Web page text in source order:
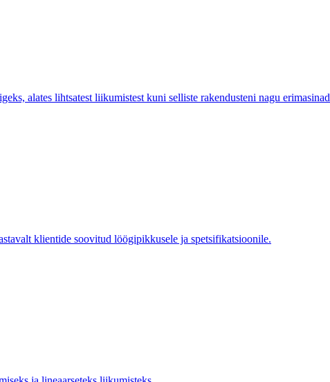
alates lihtsatest liikumistest kuni selliste rakendusteni nagu
klientide soovitud löögipikkusele ja spetsifikatsioonile.